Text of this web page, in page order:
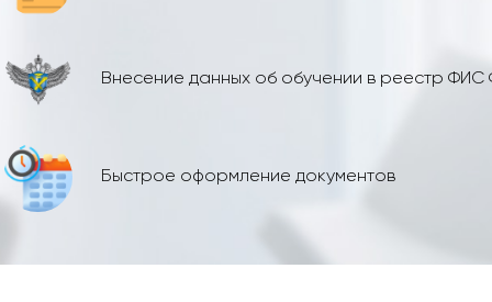
Внесение данных об обучении в реестр
Быстрое оформление документов